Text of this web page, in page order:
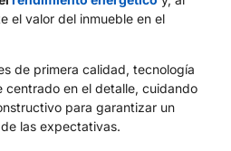
el valor del inmueble en el
de primera calidad, tecnología
centrado en el detalle, cuidando
para garantizar un
las expectativas.